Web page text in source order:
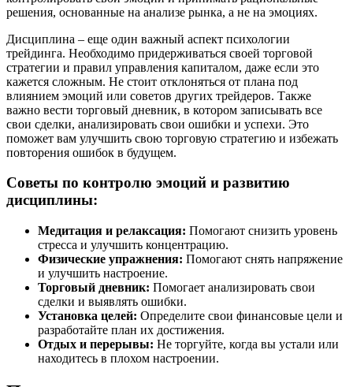
решения, основанные на анализе рынка, а не на эмоциях.
Дисциплина – еще один важный аспект психологии
трейдинга. Необходимо придерживаться своей торговой
стратегии и правил управления капиталом, даже если это
кажется сложным. Не стоит отклоняться от плана под
влиянием эмоций или советов других трейдеров. Также
важно вести торговый дневник, в котором записывать все
свои сделки, анализировать свои ошибки и успехи. Это
поможет вам улучшить свою торговую стратегию и избежать
повторения ошибок в будущем.
Советы по контролю эмоций и развитию
дисциплины:
Медитация и релаксация: Помогают снизить уровень
стресса и улучшить концентрацию.
Физические упражнения: Помогают снять напряжение
и улучшить настроение.
Торговый дневник: Помогает анализировать свои
сделки и выявлять ошибки.
Установка целей: Определите свои финансовые цели и
разработайте план их достижения.
Отдых и перерывы: Не торгуйте, когда вы устали или
находитесь в плохом настроении.